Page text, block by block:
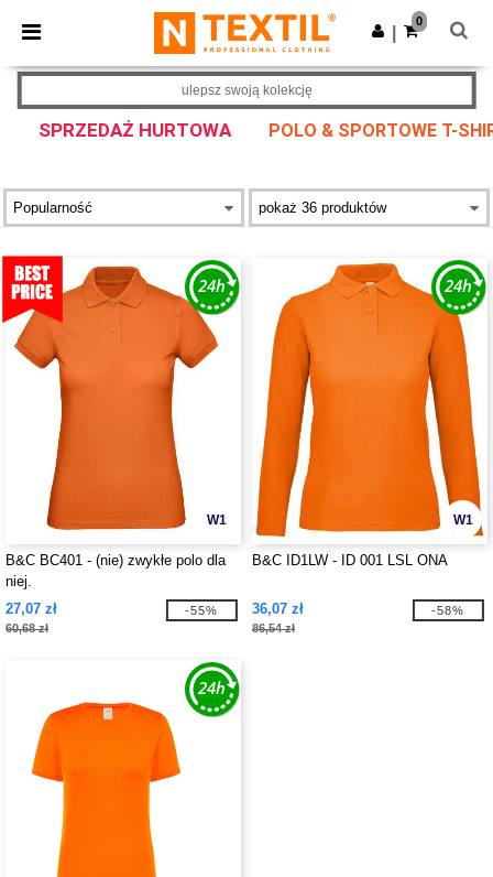
× Aplikacja Ntextil
Lepsze ceny w aplikacji!
Pobierz app
0
SPRZEDAŻ HURTOWA POLO & SPORTOWE T-
ulepsz swoją kolekcję
W1
B&C BC401 - (nie) zwykłe polo dla
niej.
27,07 zł
60,68 zł
-55%
W1
B&C ID1LW - ID 001 LSL ONA
36,07 zł
86,54 zł
-58%